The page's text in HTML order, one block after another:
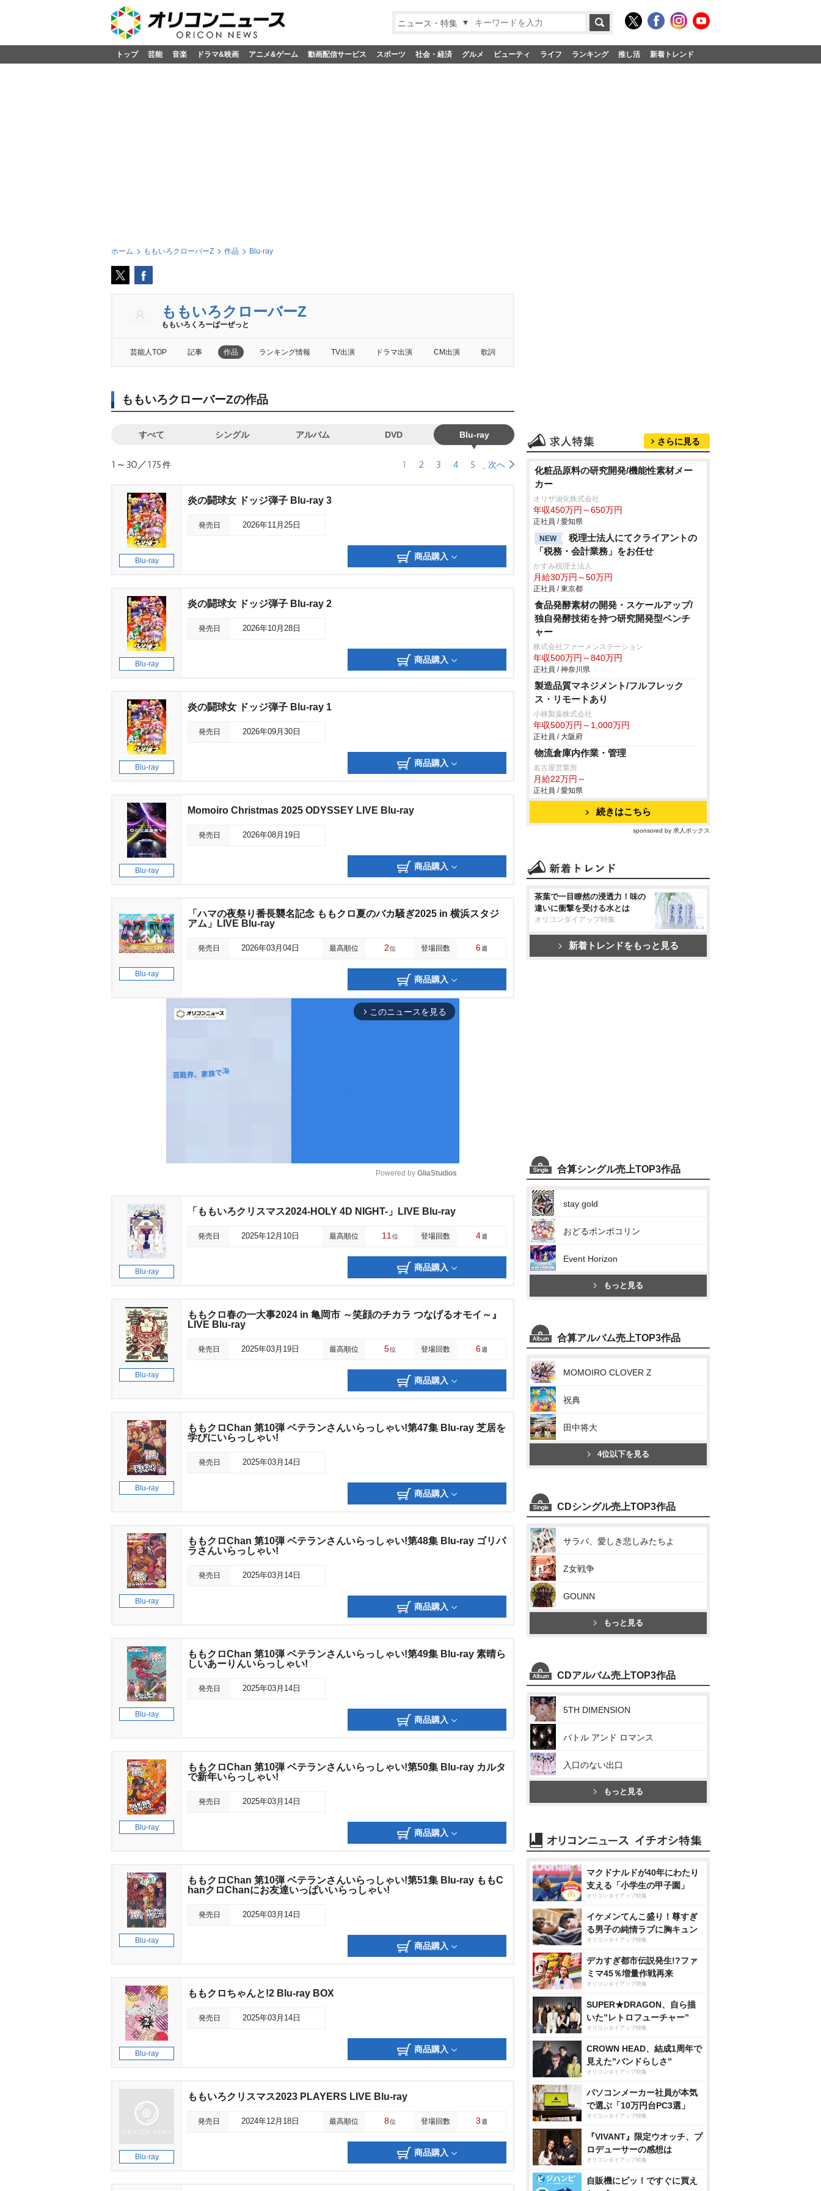
ニュース・特集
トップ 芸能 音楽 ドラマ&映画 アニメ&ゲーム 動画配信サービス スポーツ 社会・経済 グルメ ビューティ ライフ ランキング 推し活 新着トレンド
ホーム ももいろクローバーZ 作品 Blu-ray
ももいろクローバーZ
ももいろくろーばーぜっと
芸能人TOP 記事 作品 ランキング情報 TV出演 ドラマ出演 CM出演 歌詞
ももいろクローバーZの作品
すべて シングル アルバム DVD Blu-ray
1～30／175件 1 2 3 4 5 次へ
Blu-ray
炎の闘球女 ドッジ弾子 Blu-ray 3
発売日 2026年11月25日
商品購入
Blu-ray
炎の闘球女 ドッジ弾子 Blu-ray 2
発売日 2026年10月28日
商品購入
Blu-ray
炎の闘球女 ドッジ弾子 Blu-ray 1
発売日 2026年09月30日
商品購入
Blu-ray
Momoiro Christmas 2025 ODYSSEY LIVE Blu-ray
発売日 2026年08月19日
商品購入
Blu-ray
「ハマの夜祭り番長襲名記念 ももクロ夏のバカ騒ぎ2025 in 横浜スタジ
アム」LIVE Blu-ray
発売日 2026年03月04日 最高順位 2位 登場回数 6週
商品購入
arrow_forward_ios このニュースを見る
M
e
Powered by GliaStudios
Blu-ray
「ももいろクリスマス2024-HOLY 4D NIGHT-」LIVE Blu-ray
発売日 2025年12月10日 最高順位 11 位 登場回数 4週
商品購入
Blu-ray
ももクロ春の一大事2024 in 亀岡市 ～笑顔のチカラ つなげるオモイ～』
LIVE Blu-ray
発売日 2025年03月19日 最高順位 5位 登場回数 6週
商品購入
Blu-ray
ももクロChan 第10弾 ベテランさんいらっしゃい!第47集 Blu-ray 芝居を
学びにいらっしゃい!
発売日 2025年03月14日
商品購入
Blu-ray
ももクロChan 第10弾 ベテランさんいらっしゃい!第48集 Blu-ray ゴリパ
ラさんいらっしゃい!
発売日 2025年03月14日
商品購入
Blu-ray
ももクロChan 第10弾 ベテランさんいらっしゃい!第49集 Blu-ray 素晴ら
しいあーりんいらっしゃい!
発売日 2025年03月14日
商品購入
Blu-ray
ももクロChan 第10弾 ベテランさんいらっしゃい!第50集 Blu-ray カルタ
で新年いらっしゃい!
発売日 2025年03月14日
商品購入
Blu-ray
ももクロChan 第10弾 ベテランさんいらっしゃい!第51集 Blu-ray ももC
hanクロChanにお友達いっぱいいらっしゃい!
発売日 2025年03月14日
商品購入
Blu-ray
ももクロちゃんと!2 Blu-ray BOX
発売日 2025年03月14日
商品購入
Blu-ray
ももいろクリスマス2023 PLAYERS LIVE Blu-ray
発売日 2024年12月18日 最高順位 8位 登場回数 3週
商品購入
さらに見る
化粧品原料の研究開発/機能性素材メー
カー
オリザ油化株式会社
年収450万円～650万円
正社員 / 愛知県
NEW
税理士法人にてクライアントの
「税務・会計業務」をお任せ
かすみ税理士法人
月給30万円～50万円
正社員 / 東京都
食品発酵素材の開発・スケールアップ/
独自発酵技術を持つ研究開発型ベンチ
ャー
株式会社ファーメンステーション
年収500万円～840万円
正社員 / 神奈川県
製造品質マネジメント/フルフレック
ス・リモートあり
小林製薬株式会社
年収500万円～1,000万円
正社員 / 大阪府
物流倉庫内作業・管理
名古屋営業所
月給22万円～
正社員 / 愛知県
続きはこちら
sponsored by 求人ボックス
茶葉で一目瞭然の浸透力！味の
違いに衝撃を受ける水とは
オリコンタイアップ特集
新着トレンドをもっと見る
合算シングル売上TOP3作品
stay gold
おどるポンポコリン
Event Horizon
もっと見る
合算アルバム売上TOP3作品
MOMOIRO CLOVER Z
祝典
田中将大
4位以下を見る
CDシングル売上TOP3作品
サラバ、愛しき悲しみたちよ
Z女戦争
GOUNN
もっと見る
CDアルバム売上TOP3作品
5TH DIMENSION
バトル アンド ロマンス
入口のない出口
もっと見る
マクドナルドが40年にわたり
支える「小学生の甲子園」
オリコンタイアップ特集
イケメンてんこ盛り！尊すぎ
る男子の純情ラブに胸キュン
オリコンタイアップ特集
デカすぎ都市伝説発生!?ファ
ミマ45％増量作戦再来
オリコンタイアップ特集
SUPER★DRAGON、自ら描
いた”レトロフューチャー”
オリコンタイアップ特集
CROWN HEAD、結成1周年で
見えた”バンドらしさ”
オリコンタイアップ特集
パソコンメーカー社員が本気
で選ぶ「10万円台PC3選」
オリコンタイアップ特集
『VIVANT』限定ウオッチ、プ
ロデューサーの感想は
オリコンタイアップ特集
自販機にピッ！ですぐに買え